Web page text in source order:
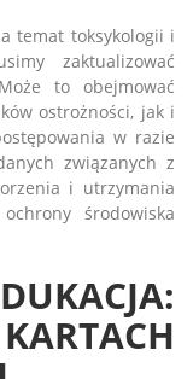
temat toksykologii i
zaktualizować
to obejmować
ostrożności, jak i
w razie
związanych z
i utrzymania
środowiska